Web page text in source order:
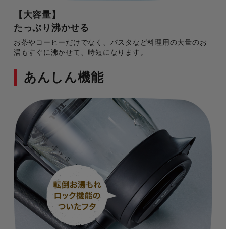
【大容量】
たっぷり沸かせる
お茶やコーヒーだけでなく、パスタなど料理用の大量のお
湯もすぐに沸かせて、時短になります。
あんしん機能